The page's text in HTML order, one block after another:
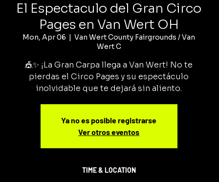
El Espectaculo del Gran Circo
Pages en Van Wert OH
Mon, Apr 06
  |
Van Wert County Fairgrounds / Van
Wert C
🎪✨ ¡La Gran Carpa llega a Van Wert! No te
pierdas el Circo Pages y su espectáculo
inolvidable que te dejará sin aliento.
Ya no es posible registrarse
Ver otros eventos
TIME & LOCATION